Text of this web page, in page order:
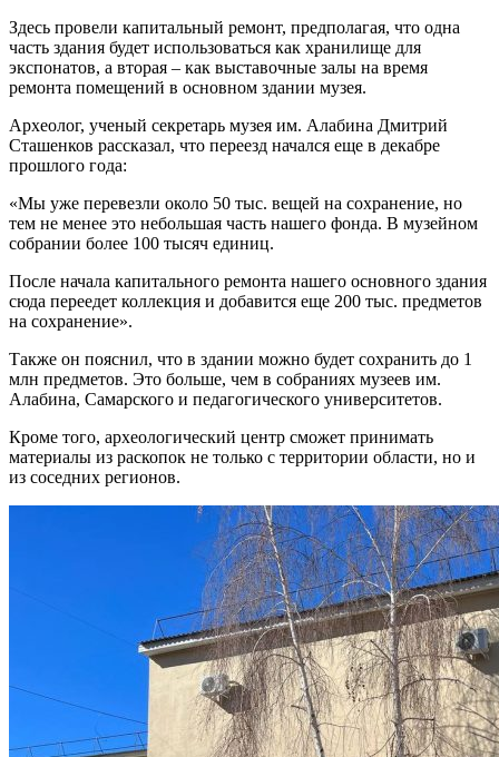
Здесь провели капитальный ремонт, предполагая, что одна
часть здания будет использоваться как хранилище для
экспонатов, а вторая – как выставочные залы на время
ремонта помещений в основном здании музея.
Археолог, ученый секретарь музея им. Алабина Дмитрий
Сташенков рассказал, что переезд начался еще в декабре
прошлого года:
«Мы уже перевезли около 50 тыс. вещей на сохранение, но
тем не менее это небольшая часть нашего фонда. В музейном
собрании более 100 тысяч единиц.
После начала капитального ремонта нашего основного здания
сюда переедет коллекция и добавится еще 200 тыс. предметов
на сохранение».
Также он пояснил, что в здании можно будет сохранить до 1
млн предметов. Это больше, чем в собраниях музеев им.
Алабина, Самарского и педагогического университетов.
Кроме того, археологический центр сможет принимать
материалы из раскопок не только с территории области, но и
из соседних регионов.